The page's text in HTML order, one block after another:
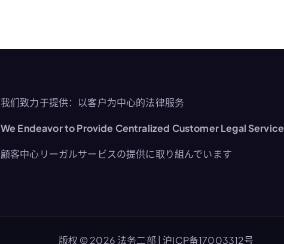
我们致力于提供：以客户为中心的法律服务
We Endeavor to Provide Centralized Customer Legal Service
顧客中心リーガルサービスの提供に取り組んでいます
版权 © 2026 法务二部 |沪ICP备17003312号